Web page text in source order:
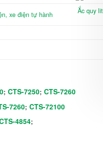
xe điện tự hành
Ắc quy
;CTS-7250;CTS-7260
7260;CTS-72100
4854;